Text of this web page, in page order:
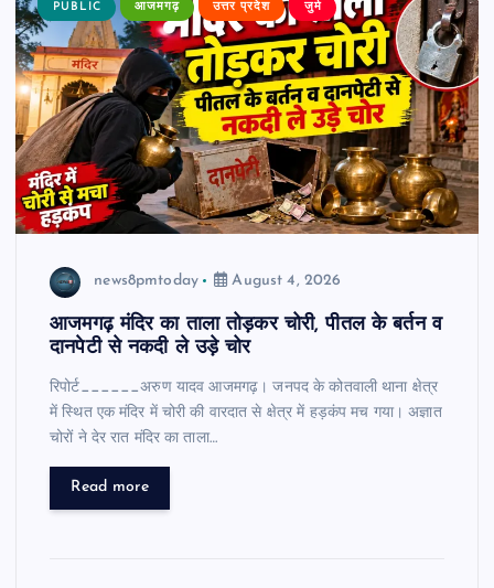
PUBLIC आजमगढ़ उत्तर प्रदेश जुर्म
news8pmtoday August 4, 2026
आजमगढ़ मंदिर का ताला तोड़कर चोरी, पीतल के बर्तन व
दानपेटी से नकदी ले उड़े चोर
रिपोर्ट______अरुण यादव आजमगढ़। जनपद के कोतवाली थाना क्षेत्र
में स्थित एक मंदिर में चोरी की वारदात से क्षेत्र में हड़कंप मच गया। अज्ञात
चोरों ने देर रात मंदिर का ताला…
Read more